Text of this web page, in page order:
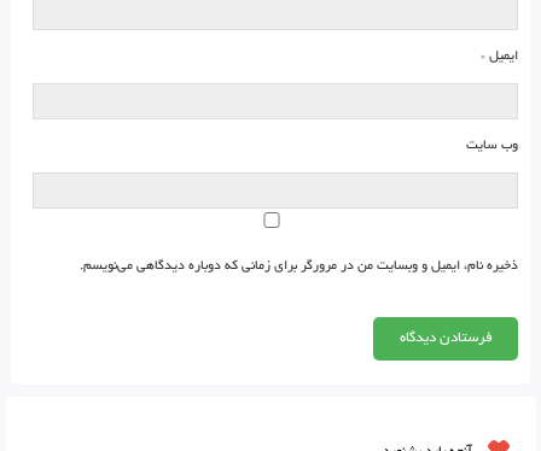
ایمیل *
وب‌ سایت
ذخیره نام، ایمیل و وبسایت من در مرورگر برای زمانی که دوباره دیدگاهی می‌نویسم.